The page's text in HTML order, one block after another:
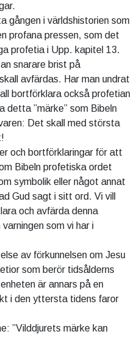
gången i världshistorien som
profana pressen, som det
profetia i Upp. kapitel 13.
snarare brist på
avfärdas. Har man undrat
bortförklara också profetian
detta ”märke” som Bibeln
Det skall med största
och bortförklaringar för att
Bibeln profetiska ordet
symbolik eller något annat
Gud sagt i sitt ord. Vi vill
och avfärda denna
som vi har i
av förkunnelsen om Jesu
som berör tidsålderns
är annars på en
i den yttersta tidens faror
”Vilddjurets märke kan